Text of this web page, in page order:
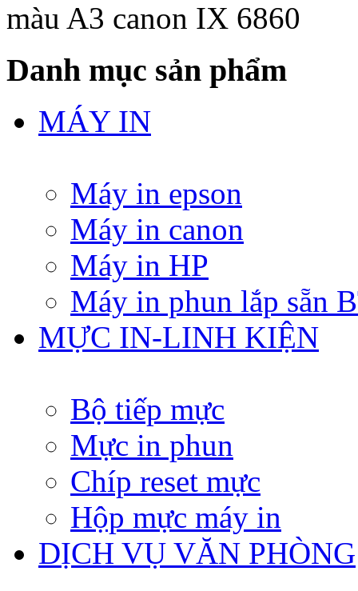
màu A3 canon IX 6860
Danh mục sản phẩm
MÁY IN
Máy in epson
Máy in canon
Máy in HP
Máy in phun lắp sẵn
MỰC IN-LINH KIỆN
Bộ tiếp mực
Mực in phun
Chíp reset mực
Hộp mực máy in
DỊCH VỤ VĂN PHÒNG